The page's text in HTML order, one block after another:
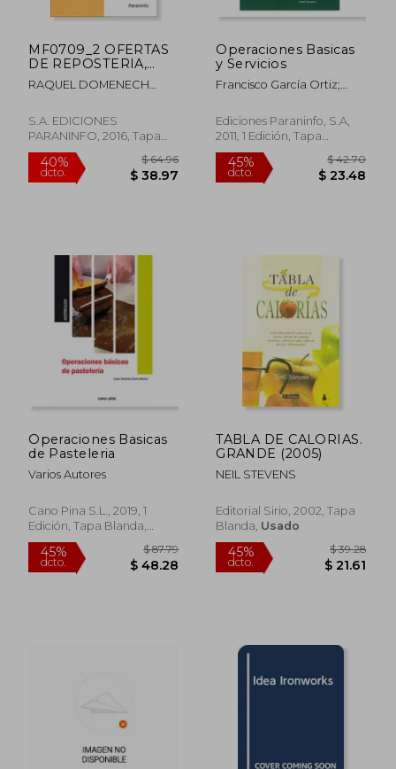
45% 40%
dcto.
MF0709_2 OFERTAS
DE REPOSTERIA,
APROVISIONAMIENTO
INTERNO Y
RAQUEL DOMENECH
MAYORDOMO FELIU Y
ASIER MAZORRIAGA
RAMA
S.A. EDICIONES
PARANINFO, 2016, Tapa
Blanda, Nuevo
Operaciones Basicas
y Servicios
Francisco García Ortiz;
Mario Gil Muela
Ediciones Paraninfo, S.A,
2011, 1 Edición, Tapa
Blanda, Nuevo
Operaciones Basicas
de Pasteleria
Varios Autores
Cano Pina S.L., 2019, 1
Edición, Tapa Blanda,
Nuevo
TABLA DE CALORIAS.
GRANDE (2005)
NEIL STEVENS
Editorial Sirio, 2002, Tapa
Blanda, Usado